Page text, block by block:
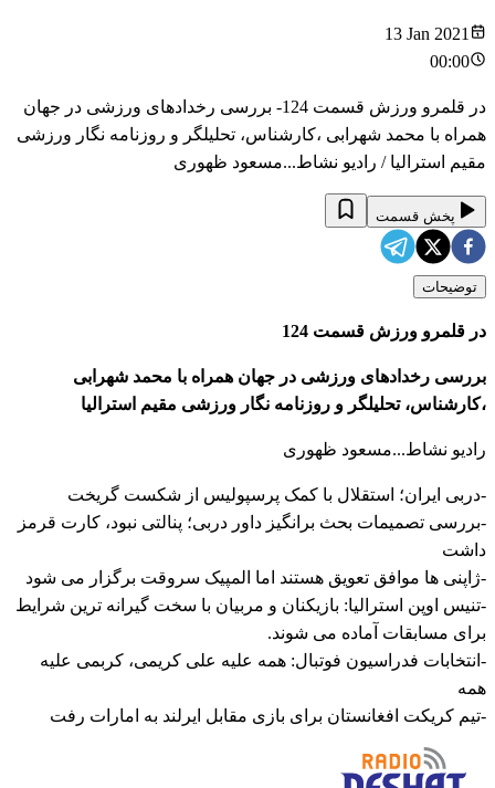
13 Jan 2021
00:00
در قلمرو ورزش قسمت 124- بررسی رخدادهای ورزشی در جهان
همراه با محمد شهرابی ،کارشناس، تحلیلگر و روزنامه نگار ورزشی
مقیم استرالیا / رادیو نشاط...مسعود ظهوری
پخش قسمت
توضیحات
در قلمرو ورزش قسمت 124
بررسی رخدادهای ورزشی در جهان همراه با محمد شهرابی
،کارشناس، تحلیلگر و روزنامه نگار ورزشی مقیم استرالیا
رادیو نشاط...مسعود ظهوری
-دربی ایران؛ استقلال با کمک پرسپولیس از شکست گریخت
-بررسی تصمیمات بحث برانگیز داور دربی؛ پنالتی نبود، کارت قرمز
داشت
-ژاپنی ها موافق تعویق هستند اما المپیک سروقت برگزار می شود
-تنیس اوپن استرالیا: بازیکنان و مربیان با سخت گیرانه ترین شرایط
برای مسابقات آماده می شوند.
-انتخابات فدراسیون فوتبال: همه علیه علی کریمی، کربمی علیه
همه
-تیم کریکت افغانستان برای بازی مقابل ایرلند به امارات رفت